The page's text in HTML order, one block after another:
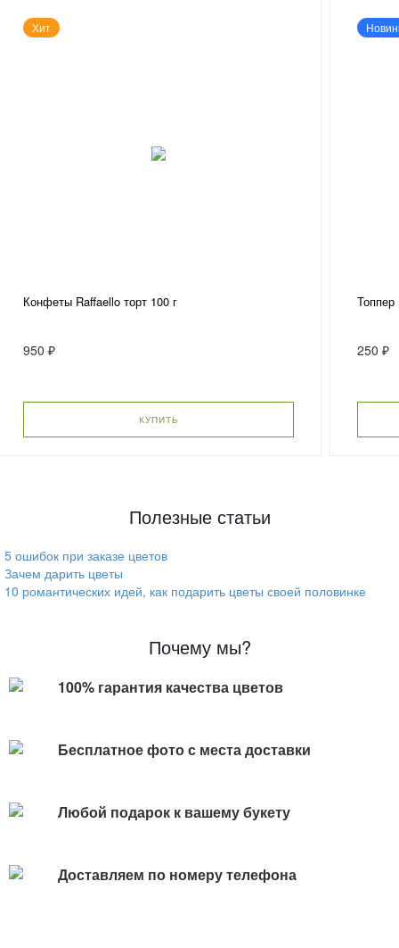
Хит
Конфеты Raffaello торт 100 г
950 ₽
КУПИТЬ
250 ₽
Полезные статьи
5 ошибок при заказе цветов
Зачем дарить цветы
10 романтических идей, как подарить цветы своей половинке
Почему мы?
100% гарантия качества цветов
Бесплатное фото с места доставки
Любой подарок к вашему букету
Доставляем по номеру телефона